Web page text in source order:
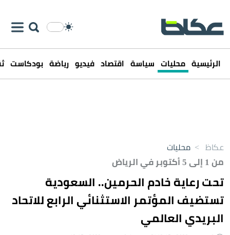
الرئيسية محليات سياسة اقتصاد فيديو رياضة بودكاست
عكاظ > محليات
من 1 إلى 5 أكتوبر في الرياض
تحت رعاية خادم الحرمين.. السعودية
تستضيف المؤتمر الاستثنائي الرابع للاتحاد
البريدي العالمي